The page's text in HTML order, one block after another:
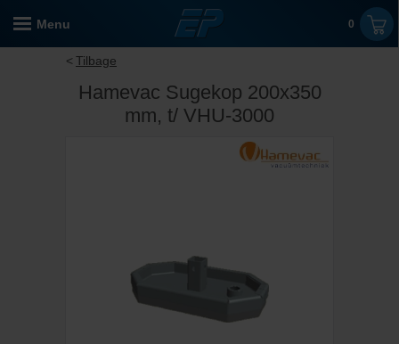
Menu 0
Tilbage
Hamevac Sugekop 200x350
mm, t/ VHU-3000